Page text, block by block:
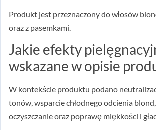
Produkt jest przeznaczony do włosów
oraz z pasemkami.
Jakie efekty
wskazane w opisie
W kontekście produktu podano
tonów, wsparcie chłodnego odcienia
oczyszczanie oraz poprawę miękkości i